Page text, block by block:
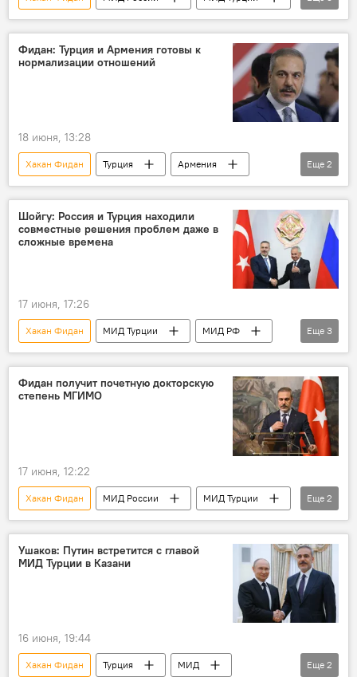
Заявление
Сотрудничество
Южный Кавказ
Фидан: Турция и Армения готовы к
нормализации отношений
18 июня, 13:28
Хакан Фидан Турция
Армения
Никол Пашинян
Нормализация
Еще 2
Шойгу: Россия и Турция находили
совместные решения проблем даже в
сложные времена
17 июня, 17:26
Хакан Фидан МИД Турции
МИД РФ
Сергей Лавров
Шойгу Визит
Еще 3
Фидан получит почетную докторскую
степень МГИМО
17 июня, 12:22
Хакан Фидан МИД России
МИД Турции
Владимир Путин
Визит
Еще 2
Ушаков: Путин встретится с главой
МИД Турции в Казани
16 июня, 19:44
Хакан Фидан Турция
МИД
Еще 2